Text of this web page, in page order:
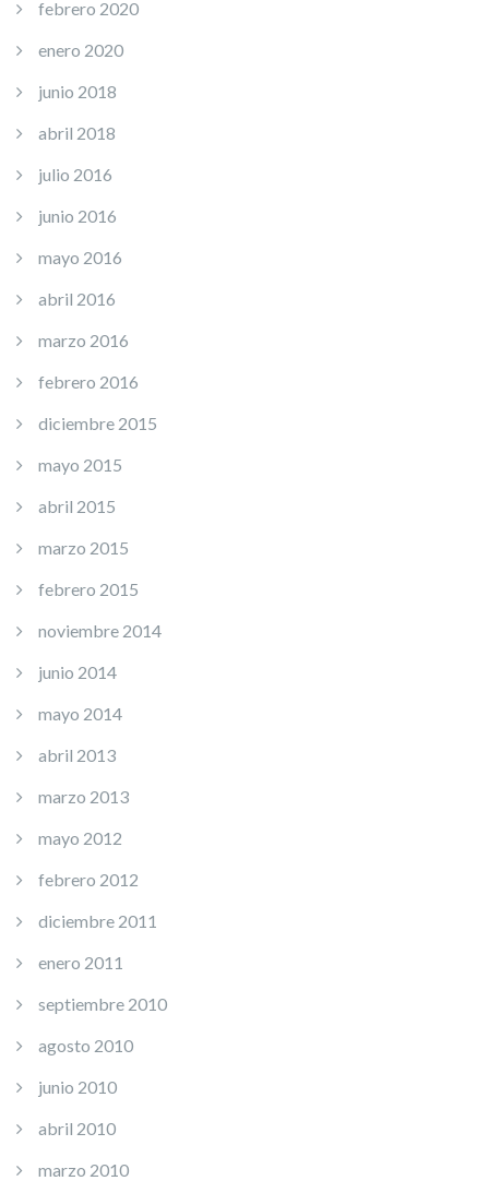
febrero 2020
enero 2020
junio 2018
abril 2018
julio 2016
junio 2016
mayo 2016
abril 2016
marzo 2016
febrero 2016
diciembre 2015
mayo 2015
abril 2015
marzo 2015
febrero 2015
noviembre 2014
junio 2014
mayo 2014
abril 2013
marzo 2013
mayo 2012
febrero 2012
diciembre 2011
enero 2011
septiembre 2010
agosto 2010
junio 2010
abril 2010
marzo 2010